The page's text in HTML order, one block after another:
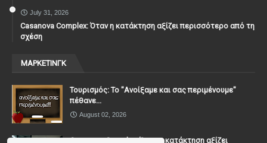
July 31, 2026
Casanova Complex: Όταν η κατάκτηση αξίζει περισσότερο από τη
σχέση
ΜΑΡΚΕΤΙΝΓΚ
Τουρισμός: Το "Ανοίξαμε και σας περιμένουμε"
πέθανε...
August 02, 2026
Casanova Complex: Όταν η κατάκτηση αξίζει